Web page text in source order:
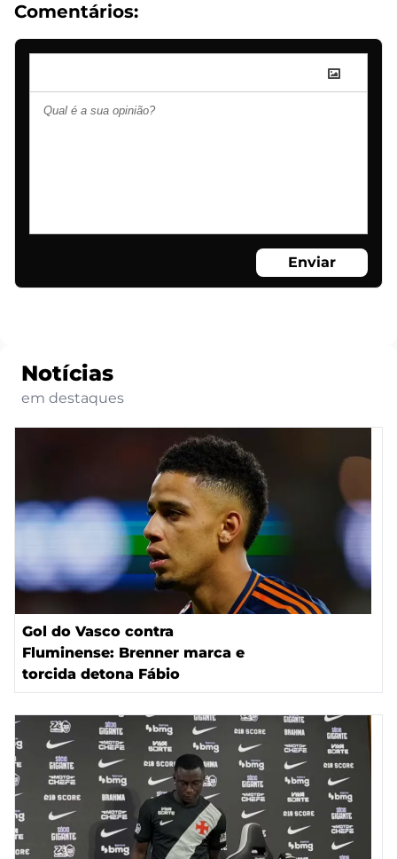
Comentários:
Enviar
Notícias
em destaques
Gol do Vasco contra
Fluminense: Brenner marca e
torcida detona Fábio